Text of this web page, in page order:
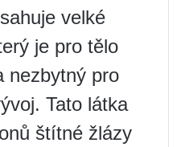
velké
je pro tělo
nezbytný pro
Tato látka
štítné žlázy